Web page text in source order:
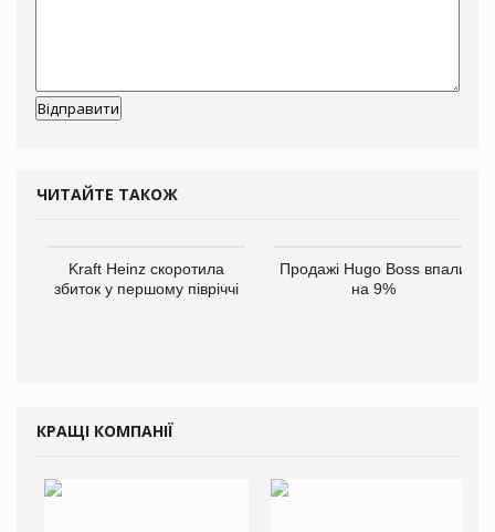
ЧИТАЙТЕ ТАКОЖ
Kraft Heinz скоротила
збиток у першому півріччі
Продажі Hugo Boss впали
на 9%
КРАЩІ КОМПАНІЇ